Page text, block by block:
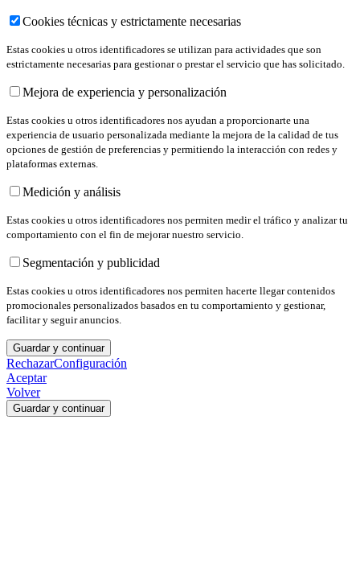
Cookies técnicas y estrictamente necesarias
Estas cookies u otros identificadores se utilizan para actividades que son
estrictamente necesarias para gestionar o prestar el servicio que has solicitado.
Mejora de experiencia y personalización
Estas cookies u otros identificadores nos ayudan a proporcionarte una
experiencia de usuario personalizada mediante la mejora de la calidad de tus
opciones de gestión de preferencias y permitiendo la interacción con redes y
plataformas externas.
Medición y análisis
Estas cookies u otros identificadores nos permiten medir el tráfico y analizar tu
comportamiento con el fin de mejorar nuestro servicio.
Segmentación y publicidad
Estas cookies u otros identificadores nos permiten hacerte llegar contenidos
promocionales personalizados basados en tu comportamiento y gestionar,
facilitar y seguir anuncios.
Guardar y continuar
RechazarConfiguración
Aceptar
Volver
Guardar y continuar